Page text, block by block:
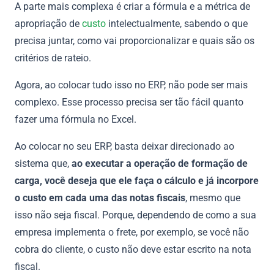
A parte mais complexa é criar a fórmula e a métrica de
apropriação de custo intelectualmente, sabendo o que
precisa juntar, como vai proporcionalizar e quais são os
critérios de rateio.
Agora, ao colocar tudo isso no ERP, não pode ser mais
complexo. Esse processo precisa ser tão fácil quanto
fazer uma fórmula no Excel.
Ao colocar no seu ERP, basta deixar direcionado ao
sistema que, ao executar a operação de formação de
carga, você deseja que ele faça o cálculo e já incorpore
o custo em cada uma das notas fiscais, mesmo que
isso não seja fiscal. Porque, dependendo de como a sua
empresa implementa o frete, por exemplo, se você não
cobra do cliente, o custo não deve estar escrito na nota
fiscal.